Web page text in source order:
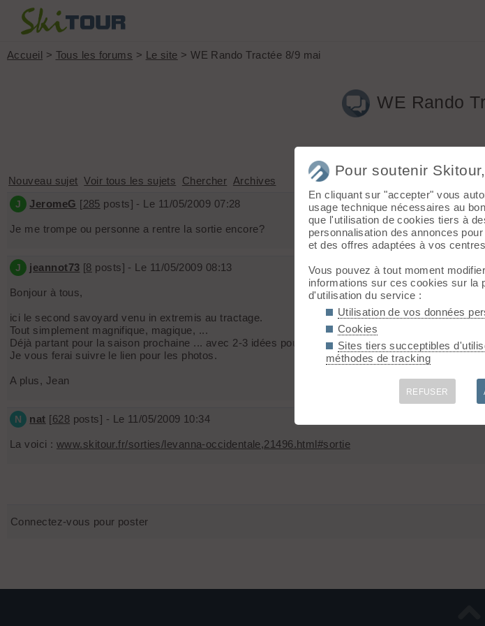
Accueil > Tous les forums > Le site > WE Rando Tractée 8/9 mai
WE Rando
Nouveau sujet Voir tous les sujets Chercher Archives
J JeromeG [285 posts] - Le 11/05/2009 07:28
Je me trompe ou personne a rentre la sortie encore?
J jeannot73 [8 posts] - Le 11/05/2009 08:13
Bonjour à tous,
ici le second savoyard venu in extremis au tractage.
Tout simplement magnifique, magique, ...
Déjà partant pour la saison prochaine ... avec 2-3 idées pour des sorties sur 2 jours (en Haute-
Je vous ferai suivre le lien pour les photos.
A plus, Jean
N nat [628 posts] - Le 11/05/2009 10:34
La voici : www.skitour.fr/sorties/levanna-occidentale,21496.html#sortie
Connectez-vous pour poster
Pour soutenir
En cliquant sur "accepter" vous
usage technique nécessaires au
que l'utilisation de cookies tiers à
personnalisation des annonces
et des offres adaptées à vos
Vous pouvez à tout moment
informations sur ces cookies sur la
d'utilisation du service :
Utilisation de vos données
Cookies
Sites tiers succeptibles
méthodes de tracking
REFUSER